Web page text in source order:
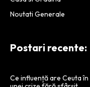
Noutati Generale
Postari recente:
Ce influență are Ceuta